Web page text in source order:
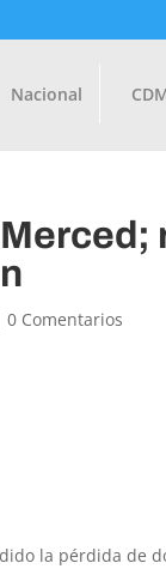
Nacional
0 Comentarios
la pérdida de